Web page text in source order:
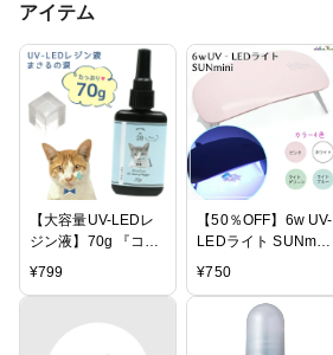
アイテム
【大容量UV-LEDレ
ジン液】70g 『コス
パ＆クオリティー最
まさるの涙 《クリ
ア》GreenOceanオ
¥799
【50％OFF】6w UV-
LEDライト SUNmini
全4色 /レジンクラフ
ネイル ネイルアート
ッド 手芸用品 手芸
¥750